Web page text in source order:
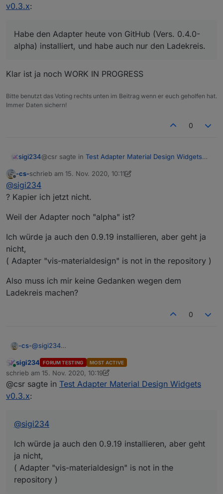
installiert, und habe auch nur den Ladekreis.
iobroker:
NPM 6.14.5
v0.3.x:
Habe den Adapter heute von GitHub (Vers. 0.4.0-
alpha) installiert, und habe auch nur den Ladekreis.
Klar ist ja noch WORK IN PROGRESS
Bitte benutzt das Voting rechts unten im Beitrag wenn er euch geholfen hat.
Immer Daten sichern!
0
sigi234@csr sagte in Test Adapter Material Design Widgets
alpha) installiert, und habe auch nur den
Ladekreis.
Klar ist ja noch WORK IN PROGRESS
Offline
-cs-schrieb am 15. Nov. 2020, 10:11
zuletzt editiert von -cs-
@sigi234
? Kapier ich jetzt nicht.
Weil der Adapter noch "alpha" ist?
Ich würde ja auch den 0.9.19 installieren, aber geht ja
nicht,
( Adapter "vis-materialdesign" is not in the repository )
Also muss ich mir keine Gedanken wegen dem
Ladekreis machen?
0
-cs-@sigi234
Weil der Adapter noch "alpha" ist?
Ich würde ja auch den 0.9.19 installieren, aber geht ja
Online
sigi234 FORUM TESTING MOST ACTIVE
schrieb am 15. Nov. 2020, 10:19
zuletzt editiert von sigi234
@csr sagte in Test Adapter Material Design Widgets
v0.3.x:
@sigi234
Ich würde ja auch den 0.9.19 installieren, aber geht
ja nicht,
( Adapter "vis-materialdesign" is not in the
repository )